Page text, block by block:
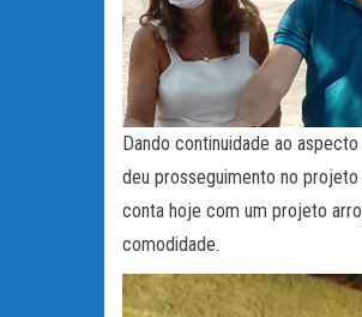
Dando continuidade ao
deu prosseguimento no projeto
conta hoje com um projeto
comodidade.